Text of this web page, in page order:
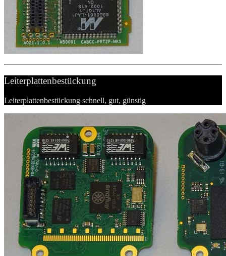
Leiterplattenbestückung
Leiterplattenbestückung schnell, gut, günstig